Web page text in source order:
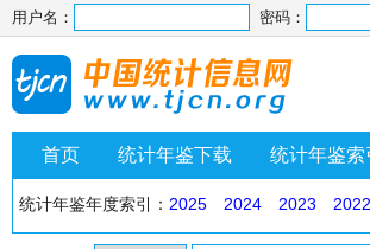
用户名： 密码：
首页 统计年鉴下载 统计年鉴索
统计年鉴年度索引： 2025 2024 2023 2022